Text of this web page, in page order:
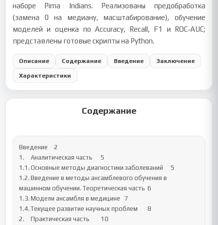
наборе Pima Indians. Реализованы предобработка
(замена 0 на медиану, масштабирование), обучение
моделей и оценка по Accuracy, Recall, F1 и ROC‑AUC;
представлены готовые скрипты на Python.
Описание Содержание Введение Заключение
Характеристики
Содержание
Введение	2
1.	Аналитическая часть	5
1.1.	Основные методы диагностики заболеваний	5
1.2.	Введение в методы ансамблевого обучения в
машинном обучении. Теоретическая часть	6
1.3.	Модели ансамбля в медицине	7
1.4.	Текущее развитие научных проблем	8
2.	Практическая часть	10